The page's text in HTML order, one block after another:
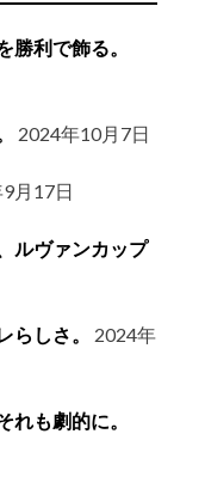
勝利で飾る。
2024年10月7日
月17日
ルヴァンカップ
らしさ。
2024年
れも劇的に。